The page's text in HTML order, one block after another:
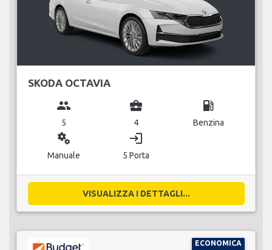
SKODA OCTAVIA
group
5
business_center
4
local_gas_station
Benzina
miscellaneous_services
Manuale
login
5 Porta
VISUALIZZA I DETTAGLI...
ECONOMICA